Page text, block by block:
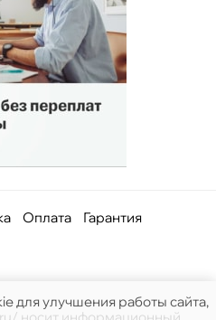
Оплата Гарантия
для улучшения работы сайта,